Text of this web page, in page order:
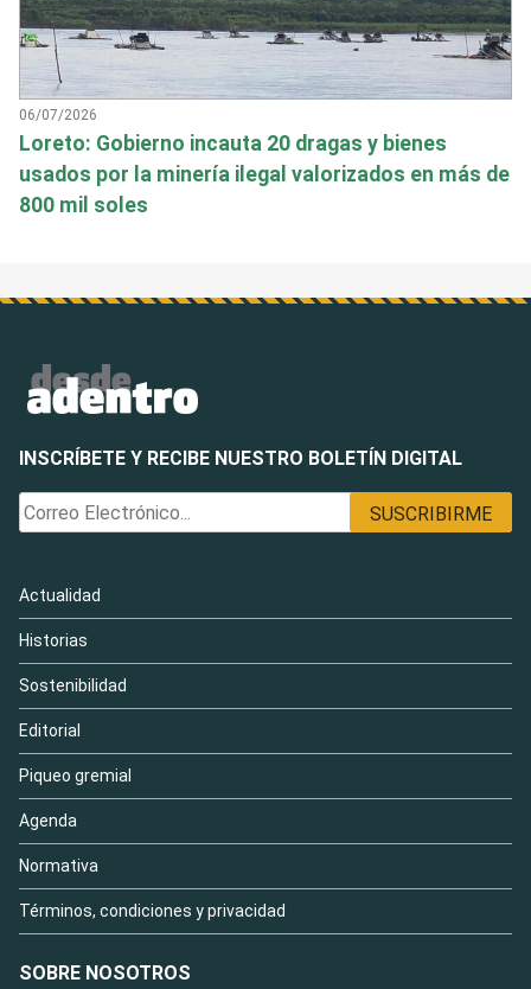
06/07/2026
Loreto: Gobierno incauta 20 dragas y bienes
usados por la minería ilegal valorizados en más de
800 mil soles
INSCRÍBETE Y RECIBE NUESTRO BOLETÍN DIGITAL
Actualidad
Historias
Sostenibilidad
Editorial
Piqueo gremial
Agenda
Normativa
Términos, condiciones y privacidad
SOBRE NOSOTROS